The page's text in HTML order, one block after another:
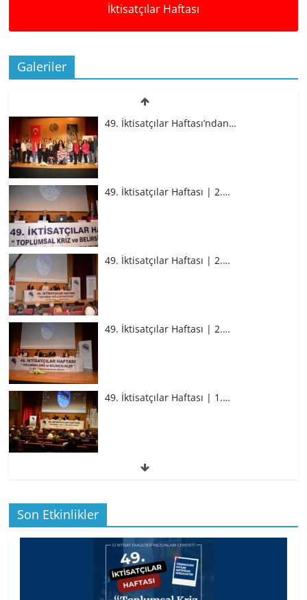
İktisatçılar Haftası
Galeriler
49. İktisatçılar Haftası’ndan…
49. İktisatçılar Haftası | 2.…
49. İktisatçılar Haftası | 2.…
49. İktisatçılar Haftası | 2.…
49. İktisatçılar Haftası | 1.…
49. İktisatçılar Haftası | 1.…
BİZ İKTİSATLILAR: İÇİMİZDEN BİRİ PROF.
…
Son Etkinlikler